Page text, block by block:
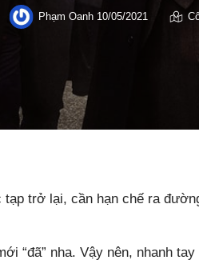
Phạm Oanh 10/05/2021
tạp trở lại, cần hạn chế ra
“đã” nha. Vậy nên, nhanh